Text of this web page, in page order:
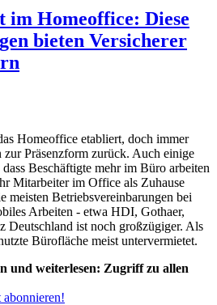
im Homeoffice: Diese
bieten Versicherer
Homeoffice etabliert, doch immer
Präsenzform zurück. Auch einige
Beschäftigte mehr im Büro arbeiten
Mitarbeiter im Office als Zuhause
meisten Betriebsvereinbarungen bei
Arbeiten - etwa HDI, Gothaer,
Deutschland ist noch großzügiger. Als
Bürofläche meist untervermietet.
und weiterlesen: Zugriff zu allen
abonnieren!